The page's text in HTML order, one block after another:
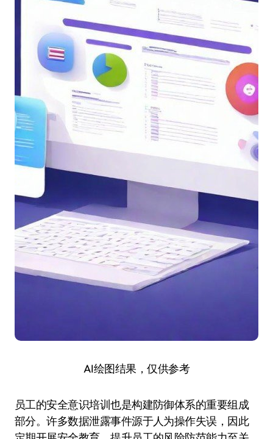
AI绘图结果，仅供参考
员工的安全意识培训也是构建防御体系的重要组成
部分。许多数据泄露事件源于人为操作失误，因此